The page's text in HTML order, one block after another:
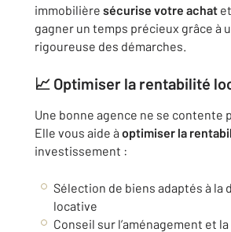
immobilière sécurise votre achat
gagner un temps précieux grâce à
rigoureuse des démarches.
📈 Optimiser la rentabilité
Une bonne agence ne se contente
Elle vous aide à optimiser la
investissement :
Sélection de biens adaptés à la
locative
Conseil sur l’aménagement et